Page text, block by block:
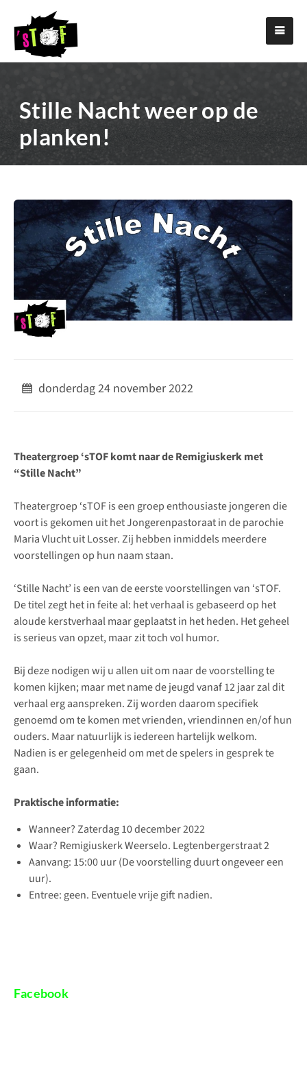
Stille Nacht weer op de
planken!
donderdag 24 november 2022
Theatergroep ‘sTOF komt naar de Remigiuskerk met
“Stille Nacht”
Theatergroep ‘sTOF is een groep enthousiaste jongeren die
voort is gekomen uit het Jongerenpastoraat in de parochie
Maria Vlucht uit Losser. Zij hebben inmiddels meerdere
voorstellingen op hun naam staan.
‘Stille Nacht’ is een van de eerste voorstellingen van ‘sTOF.
De titel zegt het in feite al: het verhaal is gebaseerd op het
aloude kerstverhaal maar geplaatst in het heden. Het geheel
is serieus van opzet, maar zit toch vol humor.
Bij deze nodigen wij u allen uit om naar de voorstelling te
komen kijken; maar met name de jeugd vanaf 12 jaar zal dit
verhaal erg aanspreken. Zij worden daarom specifiek
genoemd om te komen met vrienden, vriendinnen en/of hun
ouders. Maar natuurlijk is iedereen hartelijk welkom.
Nadien is er gelegenheid om met de spelers in gesprek te
gaan.
Praktische informatie:
Wanneer? Zaterdag 10 december 2022
Waar? Remigiuskerk Weerselo. Legtenbergerstraat 2
Aanvang: 15:00 uur (De voorstelling duurt ongeveer een
uur).
Entree: geen. Eventuele vrije gift nadien.
Facebook